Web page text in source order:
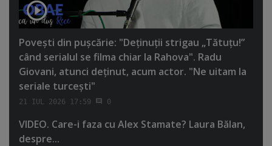
Poveşti din puşcărie: "Deţinuţii strigau „Tătuţu!”
când serialul se filma chiar la Rahova". Radu
Giovani, atunci deţinut, acum actor. "Ne uitam la
seriale turceşti"
21 IUL 2026 17:59 0
VIDEO. Care-i faza cu Alex Stamate? Laura Bălan,
despre...